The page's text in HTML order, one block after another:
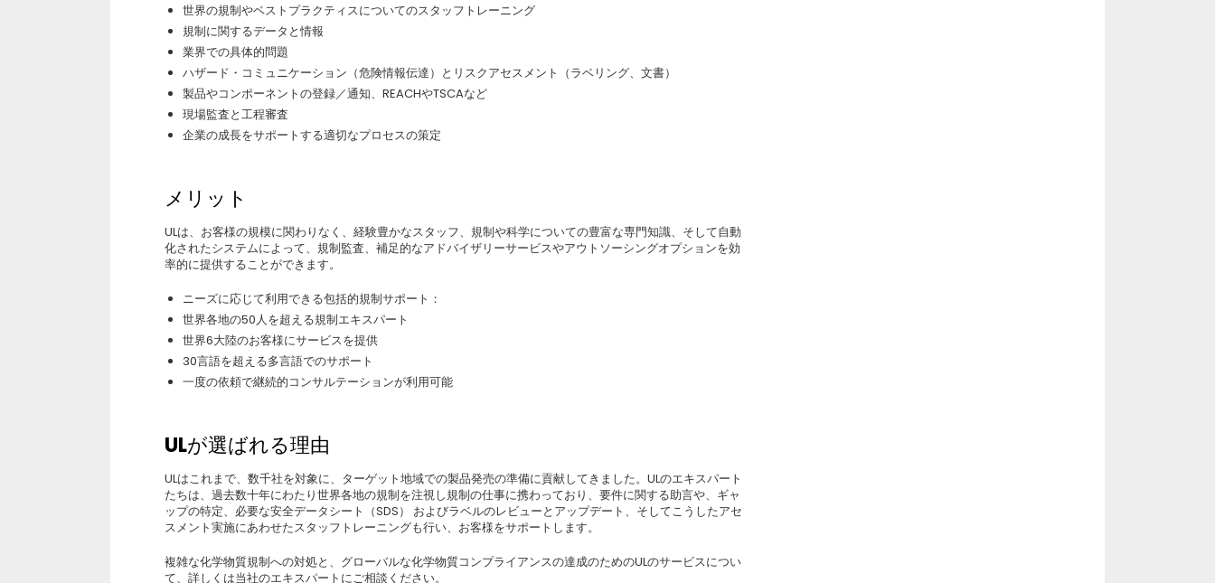
世界の規制やベストプラクティスについてのスタッフトレーニング
規制に関するデータと情報
業界での具体的問題
ハザード・コミュニケーション（危険情報伝達）とリスクアセスメント（ラベリング、文書）
製品やコンポーネントの登録／通知、REACHやTSCAなど
現場監査と工程審査
企業の成長をサポートする適切なプロセスの策定
メリット
ULは、お客様の規模に関わりなく、経験豊かなスタッフ、規制や科学についての豊富な専門知識、そして自動
化されたシステムによって、規制監査、補足的なアドバイザリーサービスやアウトソーシングオプションを効
率的に提供することができます。
ニーズに応じて利用できる包括的規制サポート：
世界各地の50人を超える規制エキスパート
世界6大陸のお客様にサービスを提供
30言語を超える多言語でのサポート
一度の依頼で継続的コンサルテーションが利用可能
ULが選ばれる理由
ULはこれまで、数千社を対象に、ターゲット地域での製品発売の準備に貢献してきました。ULのエキスパート
たちは、過去数十年にわたり世界各地の規制を注視し規制の仕事に携わっており、要件に関する助言や、ギャ
ップの特定、必要な安全データシート（SDS） およびラベルのレビューとアップデート、そしてこうしたアセ
スメント実施にあわせたスタッフトレーニングも行い、お客様をサポートします。
複雑な化学物質規制への対処と、グローバルな化学物質コンプライアンスの達成のためのULのサービスについ
て、詳しくは当社のエキスパートにご相談ください。